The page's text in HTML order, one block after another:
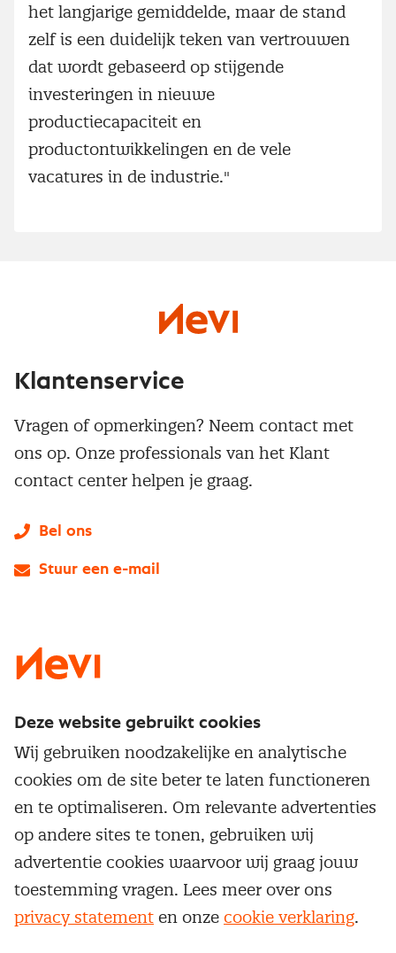
het langjarige gemiddelde, maar de stand
zelf is een duidelijk teken van vertrouwen
dat wordt gebaseerd op stijgende
investeringen in nieuwe
productiecapaciteit en
productontwikkelingen en de vele
vacatures in de industrie."
Service & contact
Over inkoop
Netwerk en communities
Aanmelden nieuwsbrief
Word lid van Nevi
Populaire thema's
Aanbesteden
Contractmanagement
Kostenmanagement
Onderhandelen
Opleidingen en trainingen
Trainingen
Opleidingen
Maatwerk
Klantenservice
Vragen of opmerkingen? Neem contact met
ons op. Onze professionals van het Klant
contact center helpen je graag.
Bel ons
Stuur een e-mail
Cookievoorkeuren beherenOnzealgemene
Deze website gebruikt cookies
Wij gebruiken noodzakelijke en analytische
cookies om de site beter te laten functioneren
en te optimaliseren. Om relevante advertenties
op andere sites te tonen, gebruiken wij
advertentie cookies waarvoor wij graag jouw
toestemming vragen. Lees meer over ons
privacy statement en onze cookie verklaring.